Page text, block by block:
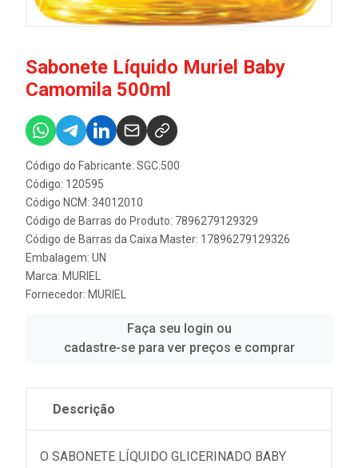
Sabonete Líquido Muriel Baby
Camomila 500ml
Código do Fabricante: SGC.500
Código: 120595
Código NCM: 34012010
Código de Barras do Produto: 7896279129329
Código de Barras da Caixa Master: 17896279129326
Embalagem: UN
Marca: MURIEL
Fornecedor: MURIEL
Faça seu login ou
cadastre-se para ver preços e comprar
Descrição
O SABONETE LÍQUIDO GLICERINADO BABY